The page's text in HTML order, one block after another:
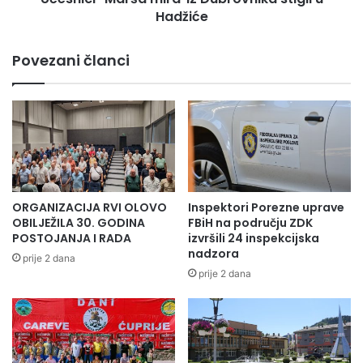
povezivanju naroda, privući posjetitelje iz svih dijelova
Evrope i svijeta, te poslati pozitivnu poruku iz naše
zemlje.Festivala treba postati platformom društveno
odgovornih partnera prema zajednici, prirodi i nama
samima.Tome u prilog ide i opredjeljenje da na festivalu
neće biti korištena jednokratna plastična ambalaža !
Hadžiće
Povezani članci
ORGANIZACIJA RVI OLOVO
OBILJEŽILA 30. GODINA
POSTOJANJA I RADA
prije 2 dana
Inspektori Porezne uprave
FBiH na području ZDK
izvršili 24 inspekcijska
nadzora
prije 2 dana